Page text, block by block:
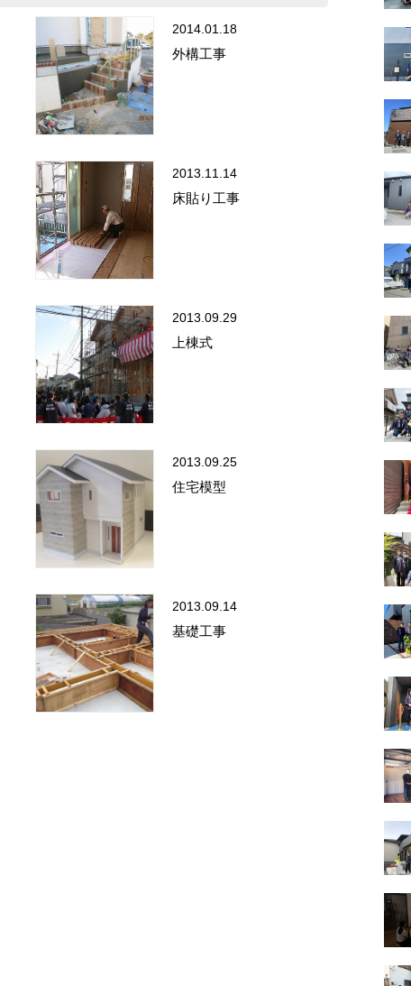
2014.01.18
外構工事
2013.11.14
床貼り工事
2013.09.29
上棟式
2013.09.25
住宅模型
2013.09.14
基礎工事